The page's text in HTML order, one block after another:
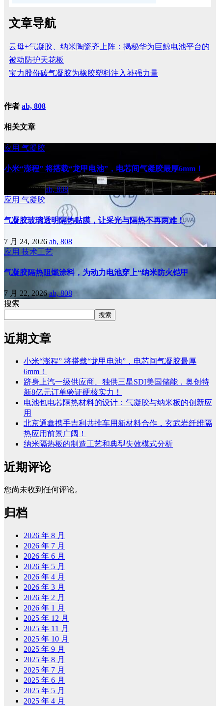
文章导航
云母+气凝胶、纳米陶瓷齐上阵：揭秘华为巨鲸电池平台的
被动防护天花板
宝力股份碳气凝胶为橡胶塑料注入补强力量
作者 ab, 808
相关文章
应用 气凝胶
小米“澎程” 将搭载“龙甲电池”，电芯间气凝胶最厚6mm！
8 月 6, 2026ab, 808
应用 气凝胶
气凝胶玻璃透明隔热贴膜，让采光与隔热不再两难！
7 月 24, 2026 ab, 808
应用 技术工艺
气凝胶隔热阻燃涂料，为动力电池穿上“纳米防火铠甲
7 月 22, 2026ab, 808
搜索
搜索
近期文章
小米“澎程” 将搭载“龙甲电池”，电芯间气凝胶最厚
6mm！
跻身上汽一级供应商、独供三星SDI美国储能，奥创特
新8亿元订单验证硬核实力！
电池包电芯隔热材料的设计：气凝胶与纳米板的创新应
用
北京通鑫携手吉利共推车用新材料合作，玄武岩纤维隔
热应用前景广阔！
纳米隔热板的制造工艺和典型失效模式分析
近期评论
您尚未收到任何评论。
归档
2026 年 8 月
2026 年 7 月
2026 年 6 月
2026 年 5 月
2026 年 4 月
2026 年 3 月
2026 年 2 月
2026 年 1 月
2025 年 12 月
2025 年 11 月
2025 年 10 月
2025 年 9 月
2025 年 8 月
2025 年 7 月
2025 年 6 月
2025 年 5 月
2025 年 4 月